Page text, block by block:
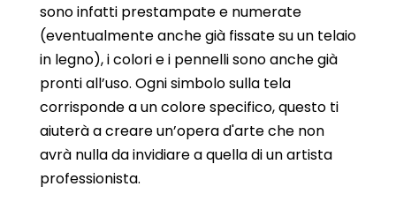
sono infatti prestampate e numerate
(eventualmente anche già fissate su un telaio
in legno), i colori e i pennelli sono anche già
pronti all’uso. Ogni simbolo sulla tela
corrisponde a un colore specifico, questo ti
aiuterà a creare un’opera d'arte che non
avrà nulla da invidiare a quella di un artista
professionista.